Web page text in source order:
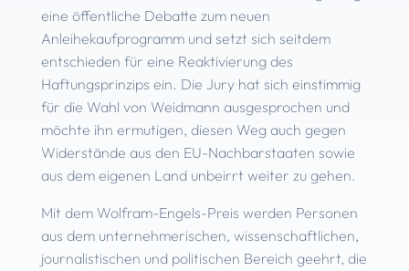
eine öffentliche Debatte zum neuen
Anleihekaufprogramm und setzt sich seitdem
entschieden für eine Reaktivierung des
Haftungsprinzips ein. Die Jury hat sich einstimmig
für die Wahl von Weidmann ausgesprochen und
möchte ihn ermutigen, diesen Weg auch gegen
Widerstände aus den EU-Nachbarstaaten sowie
aus dem eigenen Land unbeirrt weiter zu gehen.
Mit dem Wolfram-Engels-Preis werden Personen
aus dem unternehmerischen, wissenschaftlichen,
journalistischen und politischen Bereich geehrt, die